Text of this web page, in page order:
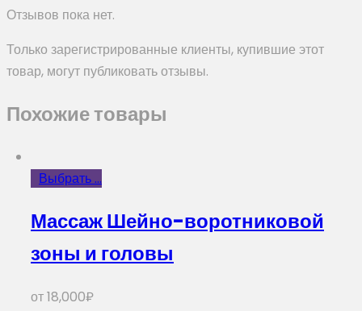
Отзывов пока нет.
Только зарегистрированные клиенты, купившие этот
товар, могут публиковать отзывы.
Похожие товары
Выбрать ...
Массаж Шейно-воротниковой
зоны и головы
от18,000₽